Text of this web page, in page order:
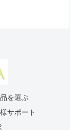
を選ぶ
サポート